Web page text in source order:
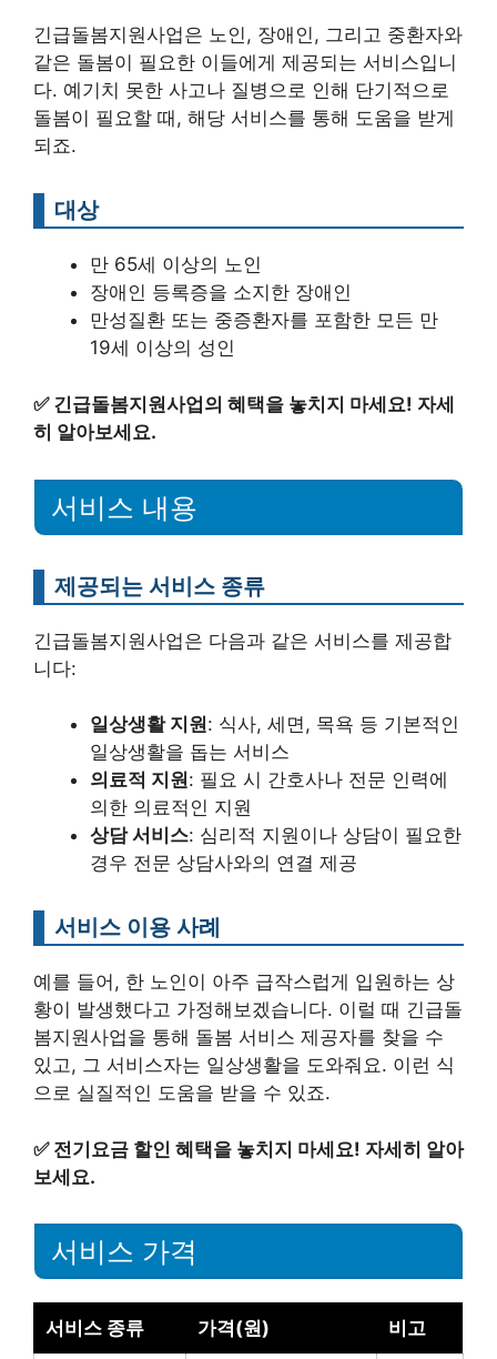
긴급돌봄지원사업은 노인, 장애인, 그리고 중환자와
같은 돌봄이 필요한 이들에게 제공되는 서비스입니
다. 예기치 못한 사고나 질병으로 인해 단기적으로
돌봄이 필요할 때, 해당 서비스를 통해 도움을 받게
되죠.
대상
만 65세 이상의 노인
장애인 등록증을 소지한 장애인
만성질환 또는 중증환자를 포함한 모든 만
19세 이상의 성인
✅ 긴급돌봄지원사업의 혜택을 놓치지 마세요! 자세
히 알아보세요.
서비스 내용
제공되는 서비스 종류
긴급돌봄지원사업은 다음과 같은 서비스를 제공합
니다:
일상생활 지원: 식사, 세면, 목욕 등 기본적인
일상생활을 돕는 서비스
의료적 지원: 필요 시 간호사나 전문 인력에
의한 의료적인 지원
상담 서비스: 심리적 지원이나 상담이 필요한
경우 전문 상담사와의 연결 제공
서비스 이용 사례
예를 들어, 한 노인이 아주 급작스럽게 입원하는 상
황이 발생했다고 가정해보겠습니다. 이럴 때 긴급돌
봄지원사업을 통해 돌봄 서비스 제공자를 찾을 수
있고, 그 서비스자는 일상생활을 도와줘요. 이런 식
으로 실질적인 도움을 받을 수 있죠.
✅ 전기요금 할인 혜택을 놓치지 마세요! 자세히 알아
보세요.
서비스 가격
서비스 종류 가격(원) 비고